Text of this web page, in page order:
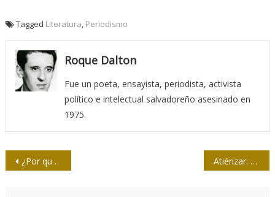
Tagged Literatura Periodismo
Roque Dalton
Fue un poeta, ensayista, periodista, activista
político e intelectual salvadoreño asesinado en
1975.
Navegación
¿Por qué Microsoft quiere que EEUU levante el veto a Huawei? Atiénzar: de los CDR al periodismo